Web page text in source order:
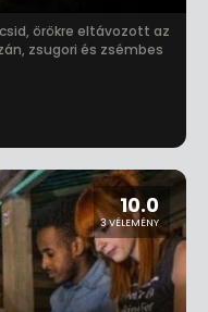
örökre eltávozott az
zsugori és zsémbes
10.0
3 VÉLEMÉNY